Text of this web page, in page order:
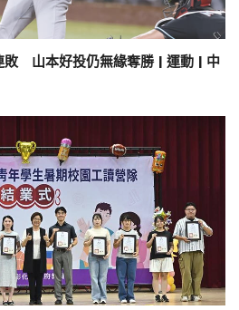
敗 山本好投仍無緣奪勝 | 運動 | 中